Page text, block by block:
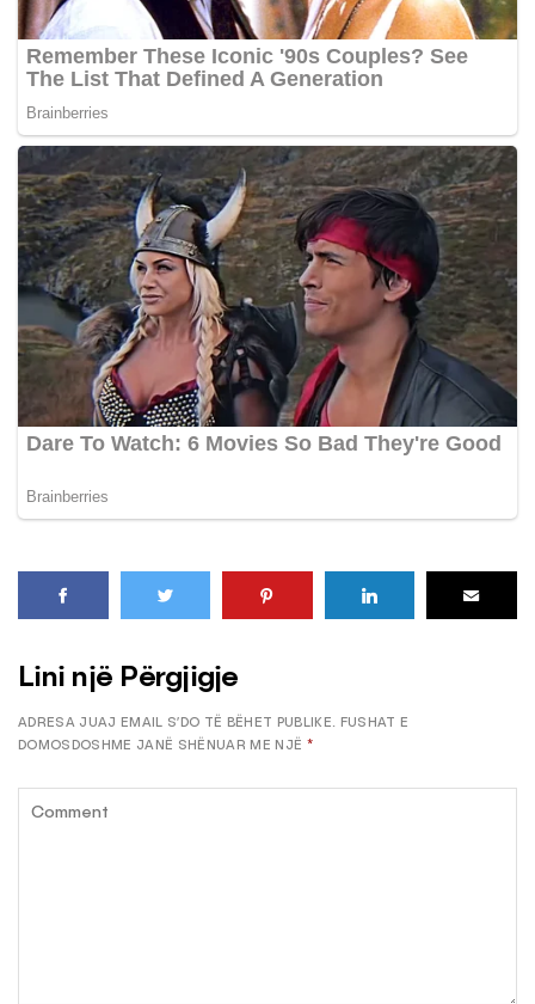
Lini një Përgjigje
ADRESA JUAJ EMAIL S’DO TË BËHET PUBLIKE. FUSHAT E
DOMOSDOSHME JANË SHËNUAR ME NJË *